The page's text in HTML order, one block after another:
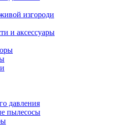
изгороди
и аксессуары
давления
пылесосы